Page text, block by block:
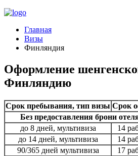
Главная
Визы
Финляндия
Оформление
Финляндию
Срок пребывания, тип визы Срок
Без предоставления брони
до 8 дней, мультивиза
14
до 14 дней, мультивиза
14
90/365 дней мультивиза
17